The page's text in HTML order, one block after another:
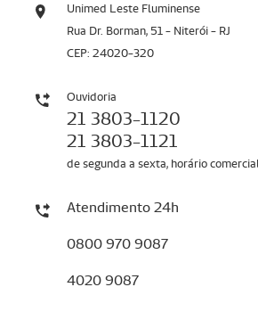
Unimed Leste Fluminense
Rua Dr. Borman, 51 - Niterói - RJ
CEP: 24020-320
Ouvidoria
21 3803-1120
21 3803-1121
de segunda a sexta, horário
Atendimento 24h
0800 970 9087
4020 9087